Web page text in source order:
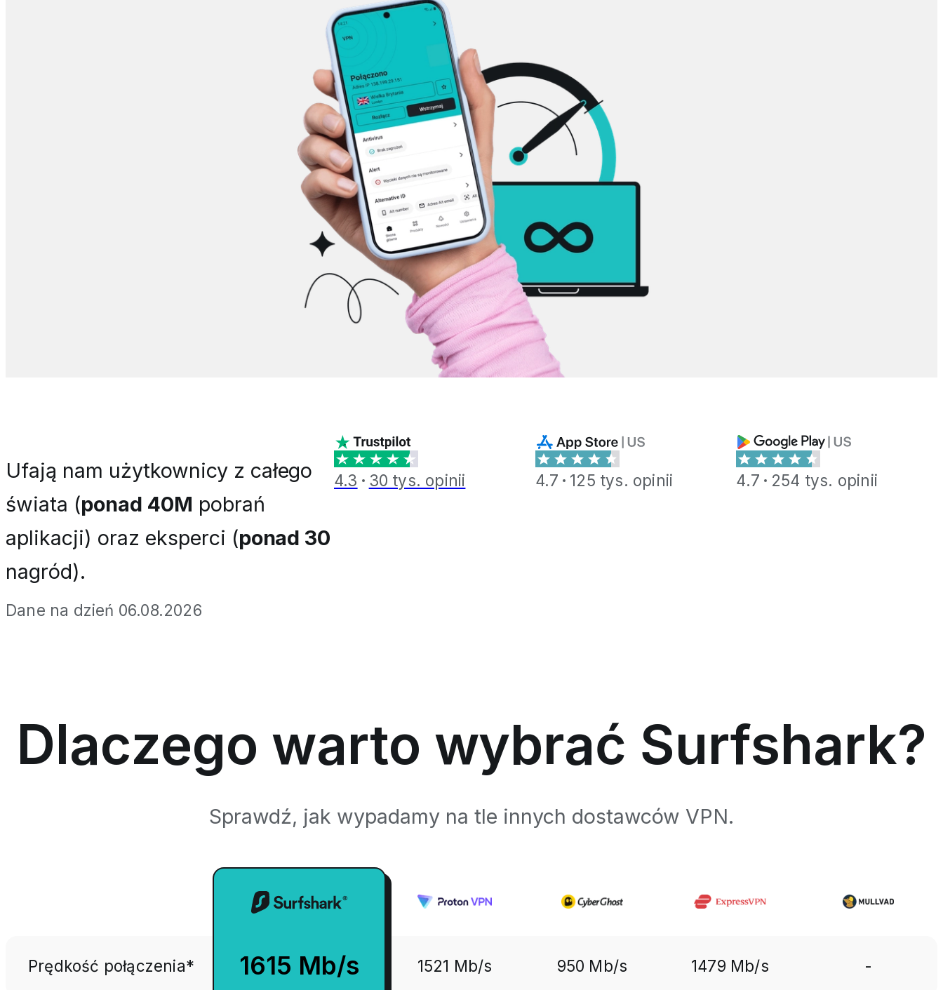
Ufają nam użytkownicy z całego
świata (ponad 40M pobrań
aplikacji) oraz eksperci (ponad 30
nagród).
Dane na dzień 06.08.2026
4.3 30 tys. opinii 4.7 125 tys. opinii 4.7 254 tys. opinii
Dlaczego warto wybrać Surfshark?
Sprawdź, jak wypadamy na tle innych dostawców VPN.
Prędkość połączenia* 1615 Mb/s 1521 Mb/s 950 Mb/s 1479 Mb/s -